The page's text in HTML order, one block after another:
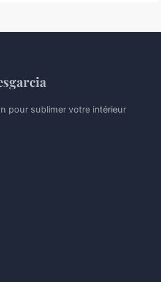
pour sublimer votre intérieur